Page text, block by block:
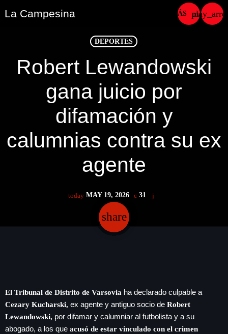
La Campesina menu
close
play_arrow
LA CAMPESINA CADENA
play_arrow
LA CAMPESINA 101.9 FM
play_arrow
LA CAMPESINA 96.7 FM
LA CAMPESINA 107.9 FM
INICIO
DEPORTES
Robert Lewandowski
gana juicio por
difamación y
calumnias contra su ex
agente
today MAY 19, 2026 31
share
email
El Tribunal de Distrito de Varsovia ha declarado culpable a
Cezary Kucharski, ex agente y antiguo socio de Robert
Lewandowski, por difamar y calumniar al futbolista y a su
abogado, a los que acusó de estar vinculado con el crimen